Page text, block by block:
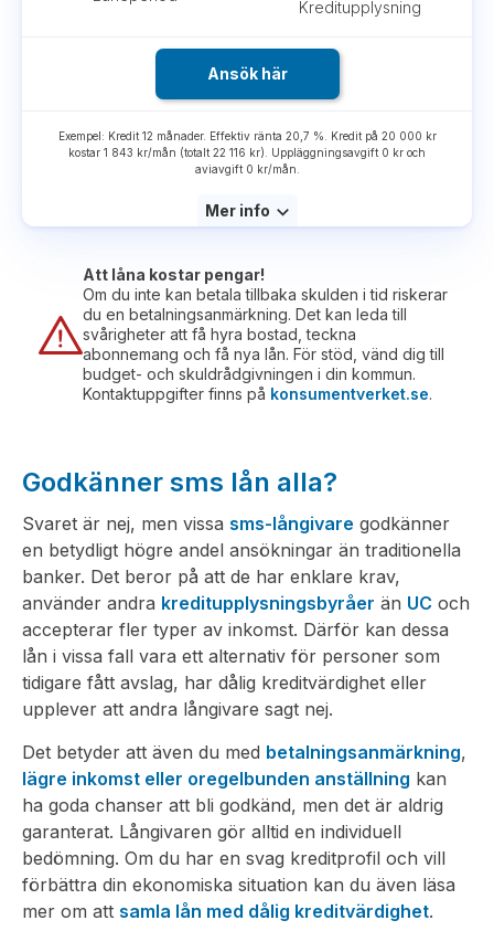
Kreditupplysning
Ansök här
Exempel: Kredit 12 månader. Effektiv ränta 20,7 %. Kredit på 20 000 kr
kostar 1 843 kr/mån (totalt 22 116 kr). Uppläggningsavgift 0 kr och
aviavgift 0 kr/mån.
Mer info
Att låna kostar pengar!
Om du inte kan betala tillbaka skulden i tid riskerar
du en betalningsanmärkning. Det kan leda till
svårigheter att få hyra bostad, teckna
abonnemang och få nya lån. För stöd, vänd dig till
budget- och skuldrådgivningen i din kommun.
Kontaktuppgifter finns på konsumentverket.se.
Godkänner sms lån alla?
Svaret är nej, men vissa sms-långivare godkänner
en betydligt högre andel ansökningar än traditionella
banker. Det beror på att de har enklare krav,
använder andra kreditupplysningsbyråer än UC och
accepterar fler typer av inkomst. Därför kan dessa
lån i vissa fall vara ett alternativ för personer som
tidigare fått avslag, har dålig kreditvärdighet eller
upplever att andra långivare sagt nej.
Det betyder att även du med betalningsanmärkning,
lägre inkomst eller oregelbunden anställning kan
ha goda chanser att bli godkänd, men det är aldrig
garanterat. Långivaren gör alltid en individuell
bedömning. Om du har en svag kreditprofil och vill
förbättra din ekonomiska situation kan du även läsa
mer om att samla lån med dålig kreditvärdighet.